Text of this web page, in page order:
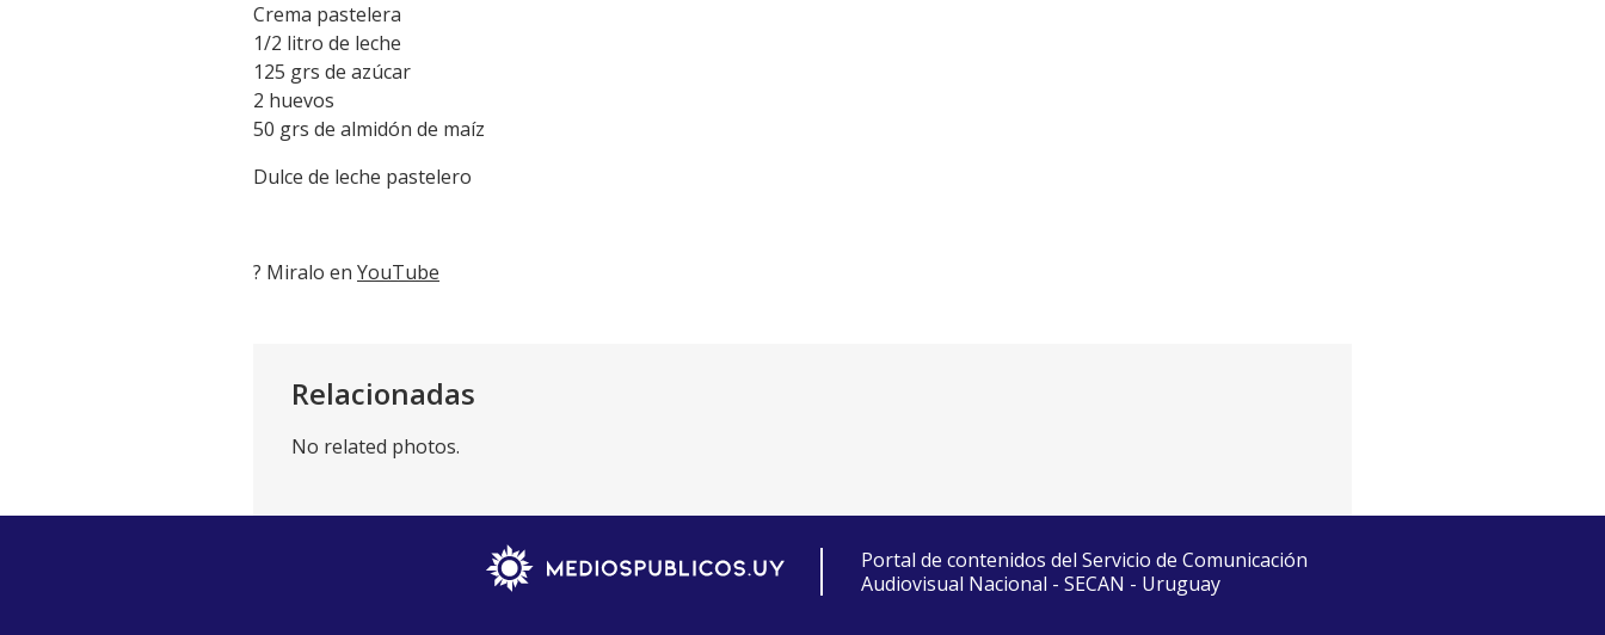
Crema pastelera
1/2 litro de leche
125 grs de azúcar
2 huevos
50 grs de almidón de maíz
Dulce de leche pastelero
? Miralo en YouTube
Relacionadas
No related photos.
Portal de contenidos del Servicio de Comunicación
Audiovisual Nacional - SECAN - Uruguay